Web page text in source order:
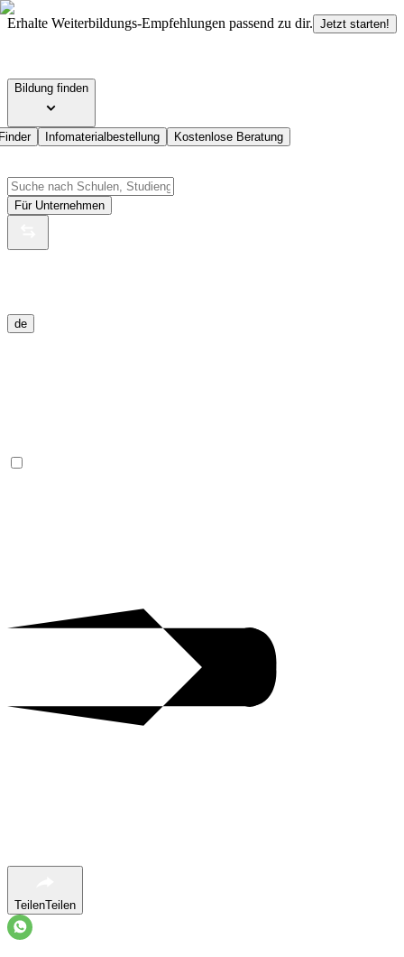
Erhalte Weiterbildungs-Empfehlungen passend zu dir. Jetzt starten!
Bildung finden
Infomaterialbestellung Kostenlose Beratung
Für Unternehmen
de
TeilenTeilen